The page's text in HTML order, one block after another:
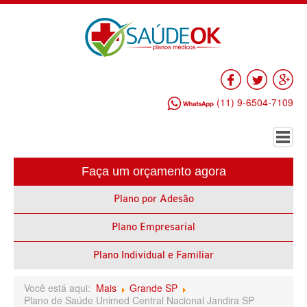
Facebook
Twitter
(11) 9-6504-7109
PLANO DE SAÚDE EMPRESARIAL
ALLIANZ PLANO DE SAÚDE EMPRESARIAL
AMEPLAN PLANO DE SAÚDE EMPRESARIAL
BIO SAÚDE PLANO DE SAÚDE EMPRESARIAL
Faça um orçamento agora
Plano por Adesão
Plano Empresarial
Plano Individual e Familiar
Você está aqui: Mais
Grande SP
Plano de Saúde Unimed Central Nacional Jandira SP